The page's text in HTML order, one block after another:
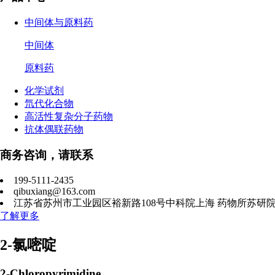
中间体与原料药
中间体
原料药
化学试剂
氘代化合物
高活性复杂分子药物
抗体偶联药物
商务咨询，请联系
199-5111-2435
qibuxiang@163.com
江苏省苏州市工业园区裕新路108号中科院上海 药物所苏研
了解更多
2-氯嘧啶